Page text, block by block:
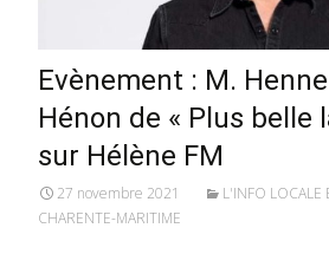
Evènement : M.
Hénon de « Plus belle
sur Hélène FM
27 novembre 2021
L'INFO LOCALE
CHARENTE-MARITIME